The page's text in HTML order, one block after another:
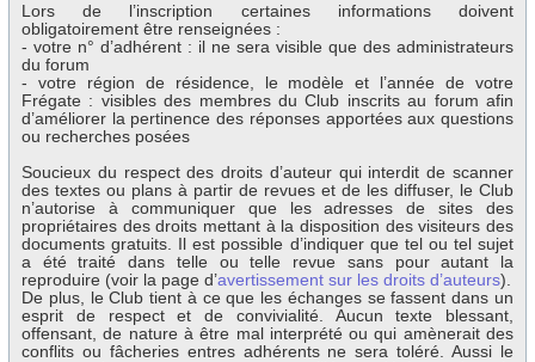
Lors de l’inscription certaines informations doivent
obligatoirement être renseignées :
- votre n° d’adhérent : il ne sera visible que des administrateurs
du forum
- votre région de résidence, le modèle et l’année de votre
Frégate : visibles des membres du Club inscrits au forum afin
d’améliorer la pertinence des réponses apportées aux questions
ou recherches posées
Soucieux du respect des droits d’auteur qui interdit de scanner
des textes ou plans à partir de revues et de les diffuser, le Club
n’autorise à communiquer que les adresses de sites des
propriétaires des droits mettant à la disposition des visiteurs des
documents gratuits. Il est possible d’indiquer que tel ou tel sujet
a été traité dans telle ou telle revue sans pour autant la
reproduire (voir la page d’avertissement sur les droits d’auteurs).
De plus, le Club tient à ce que les échanges se fassent dans un
esprit de respect et de convivialité. Aucun texte blessant,
offensant, de nature à être mal interprété ou qui amènerait des
conflits ou fâcheries entres adhérents ne sera toléré. Aussi le